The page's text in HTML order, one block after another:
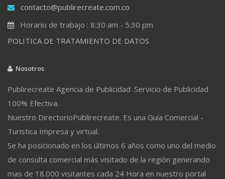
contacto@publirecreate.com.co
Horario de trabajo : 8:30 am - 5:30 pm
POLITICA DE TRATAMIENTO DE DATOS
Nosotros
Publirecreate Agencia de Publicidad .Servicio de Publicidad
100% Efectiva.
Nuestro DirectorioPublirecreate. Es una Guía Comercial -
Turistica Impresa y virtual.
Se ha posicionado en los últimos 6 años como uno del medio
de consulta comercial más visitado de la región generando
mas de 18.000 visitantes cada 24 Hora en nuestro portal